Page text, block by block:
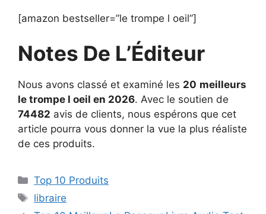
[amazon bestseller=”le trompe l oeil”]
Notes De L’Éditeur
Nous avons classé et examiné les 20 meilleurs
le trompe l oeil en 2026. Avec le soutien de
74482 avis de clients, nous espérons que cet
article pourra vous donner la vue la plus réaliste
de ces produits.
Top 10 Produits
libraire